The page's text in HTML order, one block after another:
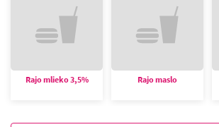
Rajo mlieko 3,5% Rajo maslo